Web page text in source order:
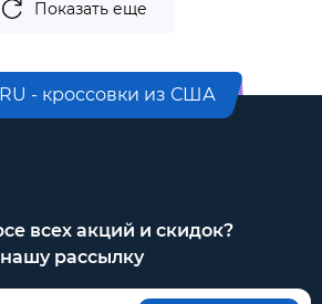
Показать еще
- кроссовки из США
всех акций и скидок?
рассылку